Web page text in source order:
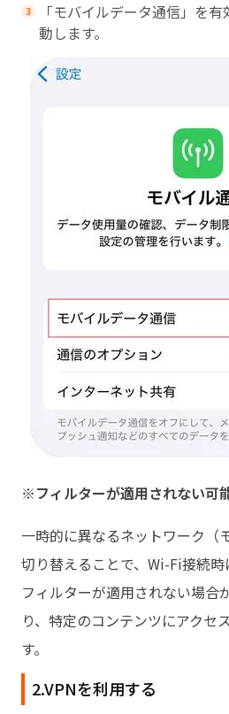
「モバイルデータ通信」を
動します。
※フィルターが適用されない可
一時的に異なるネットワーク（
切り替えることで、Wi-Fi接続
フィルターが適用されない場合
り、特定のコンテンツにアクセ
す。
2.VPNを利用する